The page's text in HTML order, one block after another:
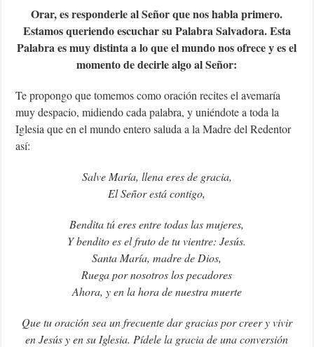
Orar, es responderle al Señor que nos habla primero.
Estamos queriendo escuchar su Palabra Salvadora. Esta
Palabra es muy distinta a lo que el mundo nos ofrece y es el
momento de decirle algo al Señor:
Te propongo que tomemos como oración recites el avemaría
muy despacio, midiendo cada palabra, y uniéndote a toda la
Iglesia que en el mundo entero saluda a la Madre del Redentor
así:
Salve María, llena eres de gracia,
El Señor está contigo,
Bendita tú eres entre todas las mujeres,
Y bendito es el fruto de tu vientre: Jesús.
Santa María, madre de Dios,
Ruega por nosotros los pecadores
Ahora, y en la hora de nuestra muerte
Que tu oración sea un frecuente dar gracias por creer y vivir
en Jesús y en su Iglesia. Pídele la gracia de una conversión